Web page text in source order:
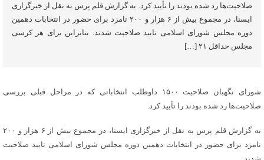
صلاحیت‌ها رد شده بودند را تأیید کرد. به گزارش قلم پرس به نقل از خبرگزاری
ایسنا، در مجموع بیش از ۶ هزار و ۲۰۰ نامزد برای حضور در انتخابات دهمین
دوره مجلس شورای اسلامی تایید صلاحیت شدند. بنابراین برای هر کرسی
مجلس حداقل ۲۱ […]
شورای نگهبان صلاحیت ۱۵۰۰ داوطلب انتخاباتی که در مراحل قبلی بررسی
صلاحیت‌ها رد شده بودند را تأیید کرد.
به گزارش قلم پرس به نقل از خبرگزاری ایسنا، در مجموع بیش از ۶ هزار و ۲۰۰
نامزد برای حضور در انتخابات دهمین دوره مجلس شورای اسلامی تایید صلاحیت